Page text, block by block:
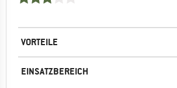
VORTEILE
EINSATZBEREICH